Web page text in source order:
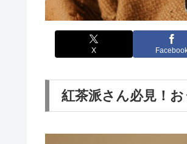
X
紅茶派さん必見！